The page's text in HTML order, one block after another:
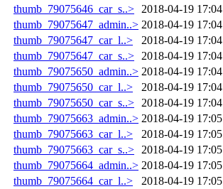
thumb_79075646_car_s..>
2018-04-19 17:04
thumb_79075647_admin..> 2018-04-19 17:04
thumb_79075647_car_l..>
2018-04-19 17:04
thumb_79075647_car_s..>
2018-04-19 17:04
thumb_79075650_admin..> 2018-04-19 17:04
thumb_79075650_car_l..>
2018-04-19 17:04
thumb_79075650_car_s..>
2018-04-19 17:04
thumb_79075663_admin..> 2018-04-19 17:05
thumb_79075663_car_l..>
2018-04-19 17:05
thumb_79075663_car_s..>
2018-04-19 17:05
thumb_79075664_admin..> 2018-04-19 17:05
thumb_79075664_car_l..>
2018-04-19 17:05